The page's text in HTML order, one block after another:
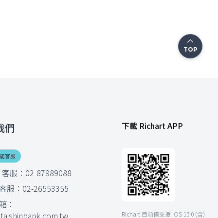
TOP
們
服：02-87989088
服：02-26553355
：
下載 Richart APP
Richart 目前僅支援 iOS 13.0 (含)